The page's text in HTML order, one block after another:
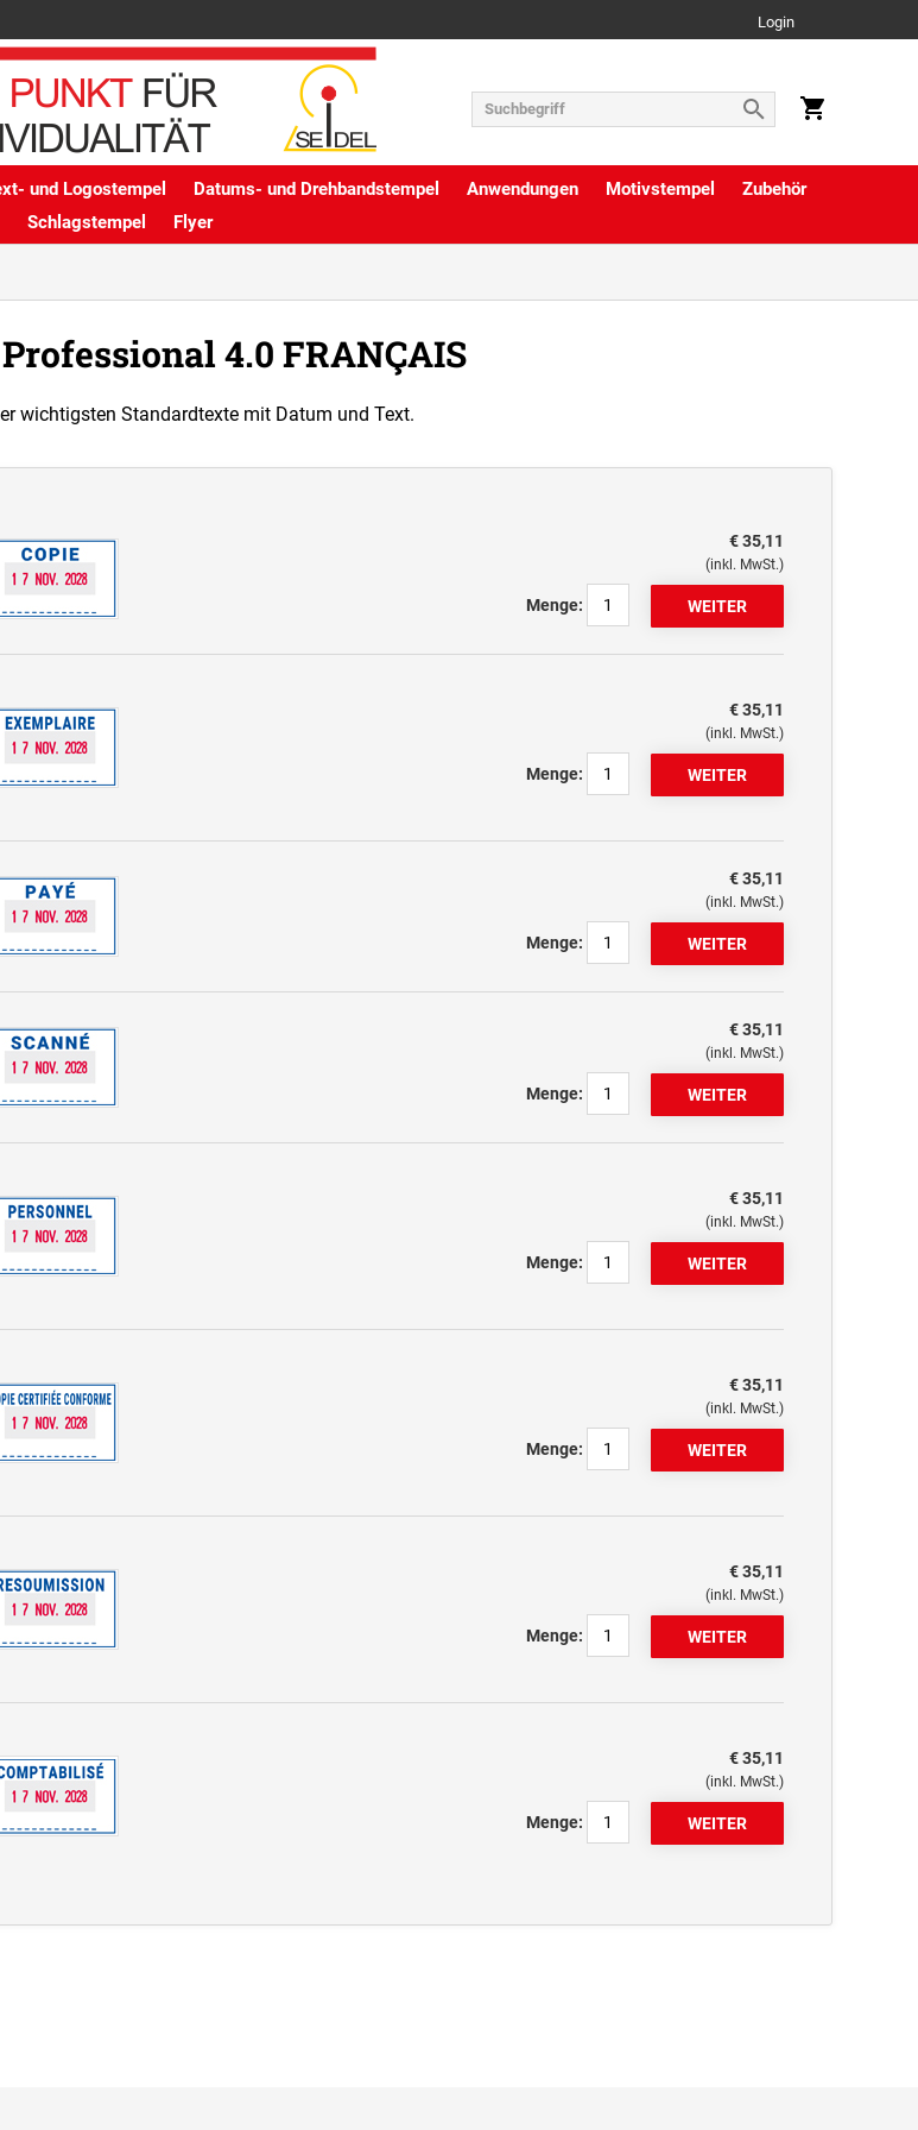
Login
und Logostempel Datums- und Drehbandstempel Anwendungen Motivstempel
Zubehör
Schlagstempel
Flyer
4.0 FRANÇAIS
wichtigsten Standardtexte mit Datum und Text.
€ 35,11
(inkl. MwSt.)
Menge:
€ 35,11
(inkl. MwSt.)
Menge:
€ 35,11
(inkl. MwSt.)
Menge:
€ 35,11
(inkl. MwSt.)
Menge:
€ 35,11
(inkl. MwSt.)
Menge:
€ 35,11
(inkl. MwSt.)
Menge:
€ 35,11
(inkl. MwSt.)
Menge:
€ 35,11
(inkl. MwSt.)
Menge: